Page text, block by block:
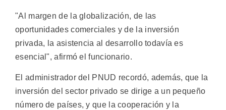
"Al margen de la globalización, de las
oportunidades comerciales y de la inversión
privada, la asistencia al desarrollo todavía es
esencial", afirmó el funcionario.
El administrador del PNUD recordó, además, que la
inversión del sector privado se dirige a un pequeño
número de países, y que la cooperación y la